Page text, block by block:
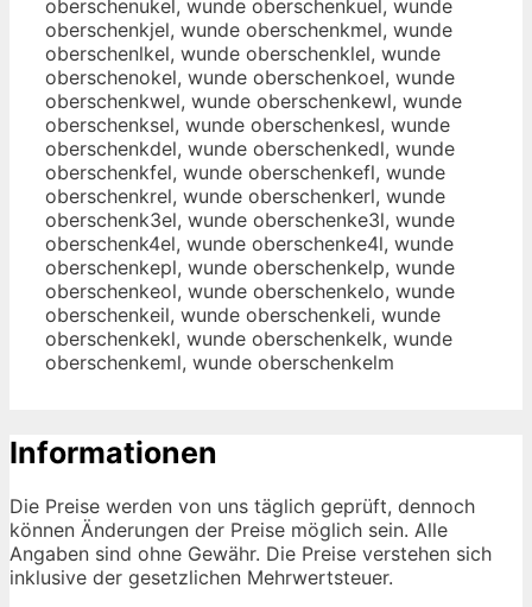
oberschenukel, wunde oberschenkuel, wunde
oberschenkjel, wunde oberschenkmel, wunde
oberschenlkel, wunde oberschenklel, wunde
oberschenokel, wunde oberschenkoel, wunde
oberschenkwel, wunde oberschenkewl, wunde
oberschenksel, wunde oberschenkesl, wunde
oberschenkdel, wunde oberschenkedl, wunde
oberschenkfel, wunde oberschenkefl, wunde
oberschenkrel, wunde oberschenkerl, wunde
oberschenk3el, wunde oberschenke3l, wunde
oberschenk4el, wunde oberschenke4l, wunde
oberschenkepl, wunde oberschenkelp, wunde
oberschenkeol, wunde oberschenkelo, wunde
oberschenkeil, wunde oberschenkeli, wunde
oberschenkekl, wunde oberschenkelk, wunde
oberschenkeml, wunde oberschenkelm
Informationen
Die Preise werden von uns täglich geprüft, dennoch
können Änderungen der Preise möglich sein. Alle
Angaben sind ohne Gewähr. Die Preise verstehen sich
inklusive der gesetzlichen Mehrwertsteuer.